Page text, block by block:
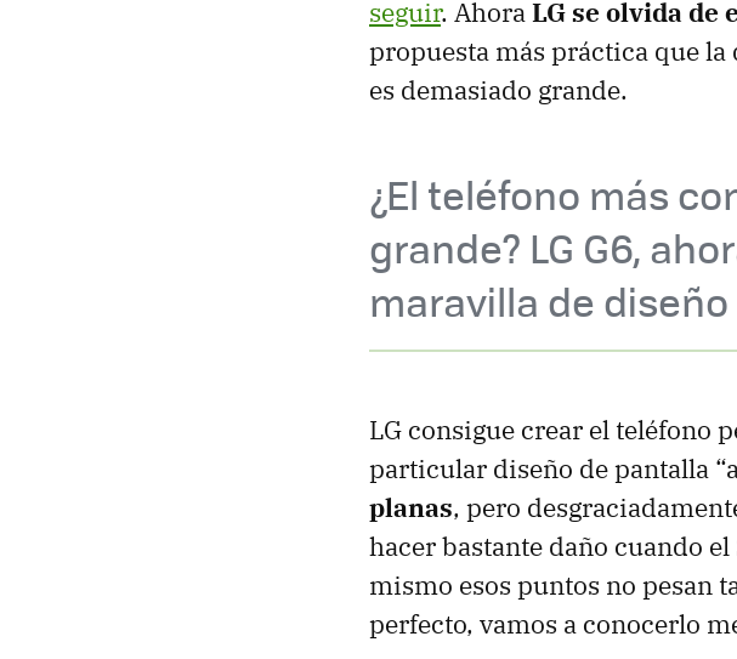
seguir. AhoraLG se olvida de
propuesta más práctica que
es demasiado grande.
¿El teléfono más
grande? LG G6,
maravilla de diseño
LG consigue crear el teléfono
particular diseño de pantalla
planas, pero
hacer bastante daño cuando el
mismo esos puntos no pesan
perfecto, vamos a conocerlo